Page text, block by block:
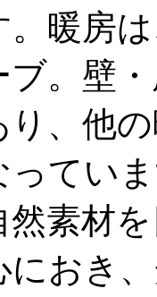
暖房
ブ。壁
、他
ってい
素材
におき